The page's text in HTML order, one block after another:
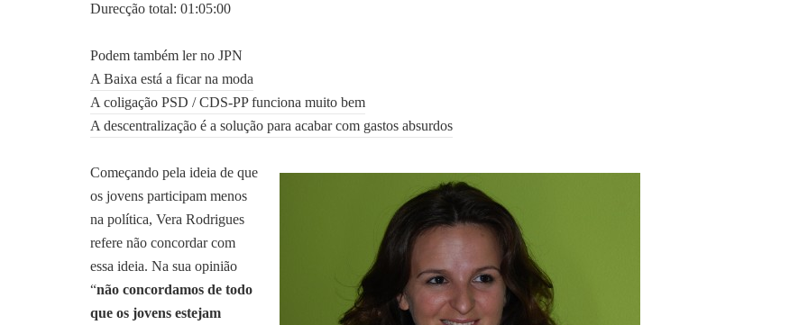
Durecção total: 01:05:00
Podem também ler no JPN
A Baixa está a ficar na moda
A coligação PSD / CDS-PP funciona muito bem
A descentralização é a solução para acabar com gastos absurdos
Começando pela ideia de que
os jovens participam menos
na política, Vera Rodrigues
refere não concordar com
essa ideia. Na sua opinião
“não concordamos de todo
que os jovens estejam